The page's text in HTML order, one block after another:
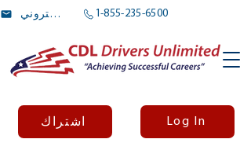
بريد الالكتروني 1-855-235-6500
اشتراك Log In